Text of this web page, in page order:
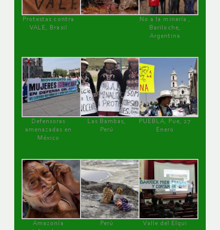
Protestas contra
VALE, Brasil
No a la minería ,
Bariloche,
Argentina
Defensoras
amenazadas en
México
Las Bambas,
Perú
PUEBLA, Pue, 27
Enero
Amazonía
Perú
Valle del Elqui